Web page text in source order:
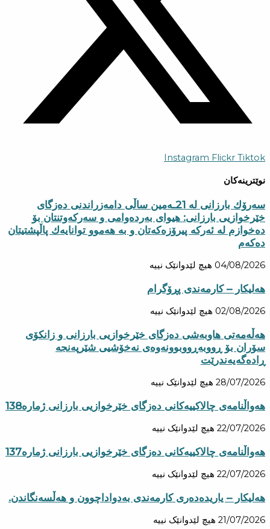
Instagram Flickr Tiktok
نوێترینەکان
سه‌رۆك بارزانی له‌ 21ـه‌مین ساڵی دامەزراندنی دەزگای
خێرخوازیی بارزانی: هیوای بەردەوامی و سەركەوتنتان بۆ
دەخوازم لە ئەركە پیرۆزەكەتان و بە هەموو توانایەك پاڵپشتیتان
دەكەم
04/08/2026 هیچ لێدوانێک نییە
هەلیکار – کارمەندی پڕۆگرام
02/08/2026 هیچ لێدوانێک نییە
هه‌ڵه‌مه‌تی هاو‌به‌شی ده‌زگای خێرخوازیی بارزانی و زانكۆی
سۆران بۆ ڕووبه‌ڕووبوونه‌وه‌ی نه‌خۆشیی شێرپه‌نجه‌
ڕاده‌گه‌یه‌ندرێت
28/07/2026 هیچ لێدوانێک نییە
هەواڵنامەی چالاکییەکانی دەزگای خێرخوازیی بارزانی ژمارە138
22/07/2026 هیچ لێدوانێک نییە
هەواڵنامەی چالاکییەکانی دەزگای خێرخوازیی بارزانی ژمارە137
22/07/2026 هیچ لێدوانێک نییە
هەلیکار – یاریدەدەری کارمەندی بەدواداچوون و هەڵسەنگاندن.
21/07/2026 هیچ لێدوانێک نییە